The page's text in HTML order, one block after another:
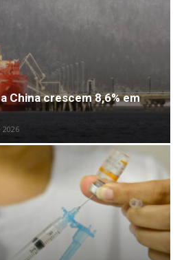
China crescem 8,6% em